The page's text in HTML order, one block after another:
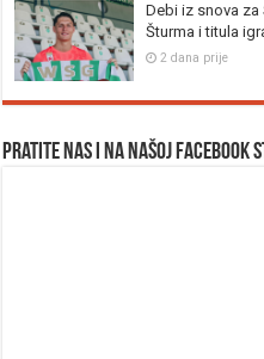
Debi iz snova za
Šturma i titula
2 dana prije
Pratite nas i na našoj facebook